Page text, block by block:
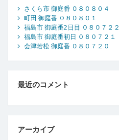
さくら市 御庭番 ０８０８０４
町田 御庭番 ０８０８０１
福島市 御庭番2日目 ０８０７２２
福島市 御庭番初日 ０８０７２１
会津若松 御庭番 ０８０７２０
最近のコメント
アーカイブ